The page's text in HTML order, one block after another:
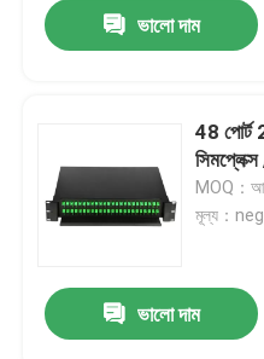
ভালো দাম
48 পোর্ট
MOQ：
মূল্য：
ভালো দাম